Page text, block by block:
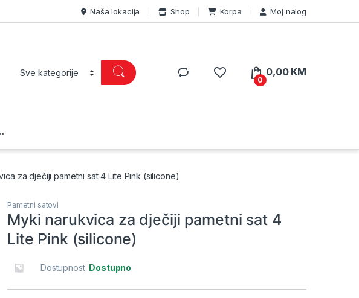
Naša lokacija Shop Korpa Moj nalog
0
0,00 KM
za dječiji pametni sat 4 Lite Pink (silicone)
Pametni satovi
Myki narukvica za dječiji pametni sat 4
Lite Pink (silicone)
Dostupnost: Dostupno